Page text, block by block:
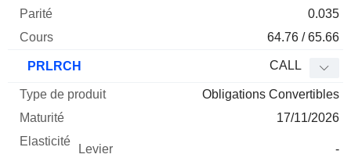
0.035
64.76 / 65.66
PRLRCH CALL
Obligations Convertibles
17/11/2026
-